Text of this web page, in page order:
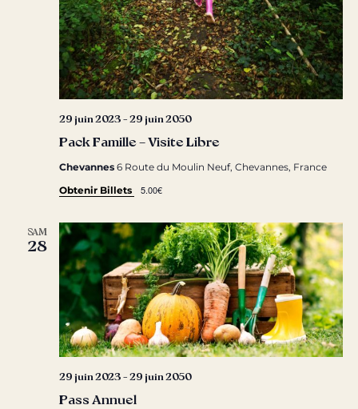
Pack Famille – Visite Libre
29 juin 2023 - 29 juin 2050
Chevannes 6 Route du Moulin Neuf, Chevannes, France
Obtenir Billets
5.00€
SAM
28
Pass Annuel
29 juin 2023 - 29 juin 2050